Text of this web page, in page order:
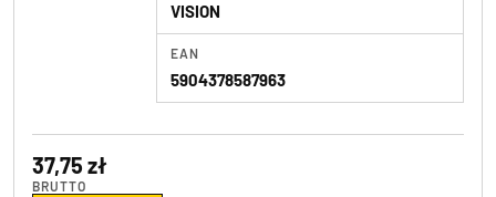
VISION
EAN
5904378587963
37,75 zł
BRUTTO